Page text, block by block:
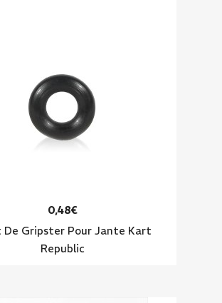
0,48€
De Gripster Pour Jante Kart
Republic